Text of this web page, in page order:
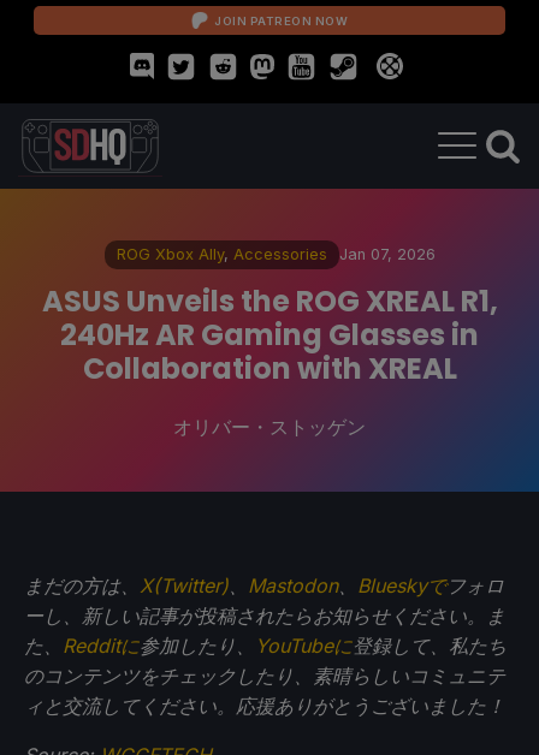
JOIN PATREON NOW
ROG Xbox Ally, Accessories Jan 07, 2026
ASUS Unveils the ROG XREAL R1,
240Hz AR Gaming Glasses in
Collaboration with XREAL
オリバー・ストッゲン
まだの方は、 X(Twitter) Mastodon、 Blueskyでフォロ
ーし、新しい記事が投稿されたらお知らせください。ま
た、 Redditに参加したり、 YouTubeに登録して、私たち
のコンテンツをチェックしたり、素晴らしいコミュニテ
ィと交流してください。応援ありがとうございました！